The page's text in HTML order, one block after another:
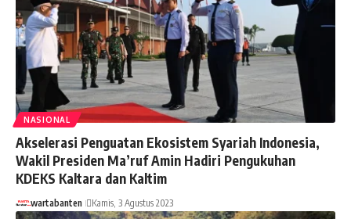
NASIONAL
Akselerasi Penguatan Ekosistem Syariah Indonesia,
Wakil Presiden Ma’ruf Amin Hadiri Pengukuhan
KDEKS Kaltara dan Kaltim
wartabanten Kamis, 3 Agustus 2023